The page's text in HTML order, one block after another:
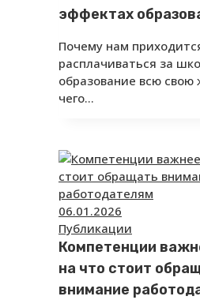
эффектах
Почему нам
расплачиваться за
образование всю свою
чего…
06.01.2026
Публикации
Компетенции
на что стоит
внимание